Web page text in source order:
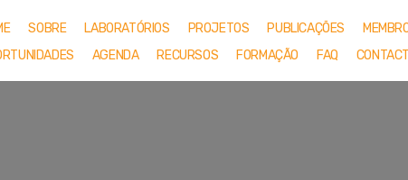
SOBRE LABORATÓRIOS PROJETOS PUBLICAÇÕES
AGENDA RECURSOS FORMAÇÃO FAQ